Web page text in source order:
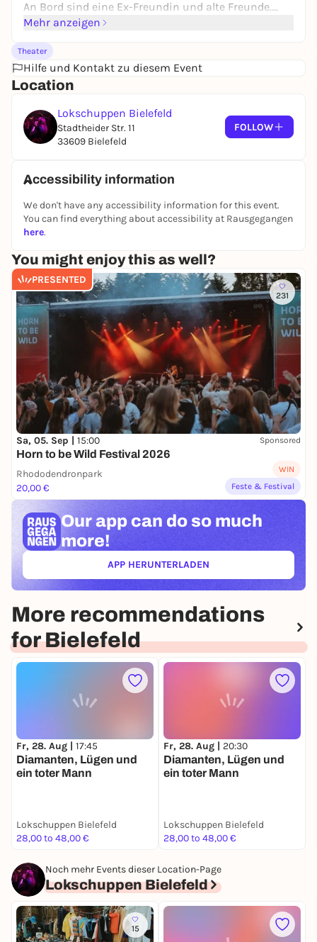
An Bord sind eine Ex-Freundin und alte Freunde.
Stunden später ist eine Person tot, eine weitere im
Während der 60-minütigen Show analysieren die
Zuschauer:innen Zeugenaussagen und Beweise, um
das wahre Geschehen zu entschlüsseln. Jede
Angeklagten. Einlass ist ab 60 Minuten vor Beginn
möglich, verspäteter Einlass ist nicht gestattet. Die
Veranstaltung findet in den Bereichen Lok.Werk,
rollstuhlgerechten Plätzen. Die Vorstellung ist
interaktive Teilnahme wird ein Handy benötigt, um
QR-Codes zu scannen. Das Event ist ab 12 Jahren
geeignet, Kinder unter 16 Jahren benötigen eine
erwachsene Begleitperson. Ticketpreise variieren je
nach Zone und liegen zwischen 28 und 48 Euro
inklusiv Gebühren.
Mehr anzeigen
Theater
Hilfe und Kontakt zu diesem Event
Location
Lokschuppen Bielefeld
Stadtheider Str. 11
33609 Bielefeld
FOLLOW
Accessibility information
We don't have any accessibility information for this event.
You can find everything about accessibility at Rausgegangen
here.
You might enjoy this as well?
PRESENTED
231
Sa, 05. Sep | 15:00 Sponsored
Horn to be Wild Festival 2026
Rhododendronpark
20,00 €
WIN
Feste & Festival
Our app can do so much
more!
APP HERUNTERLADEN(ÖFFNET IN NEUEM TAB)
More recommendations
for Bielefeld
Fr, 28. Aug | 17:45
Diamanten, Lügen und
ein toter Mann
Lokschuppen Bielefeld
28,00 to 48,00 €
Fr, 28. Aug | 20:30
Diamanten, Lügen und
ein toter Mann
Lokschuppen Bielefeld
28,00 to 48,00 €
Noch mehr Events dieser Location-Page
Lokschuppen Bielefeld
15